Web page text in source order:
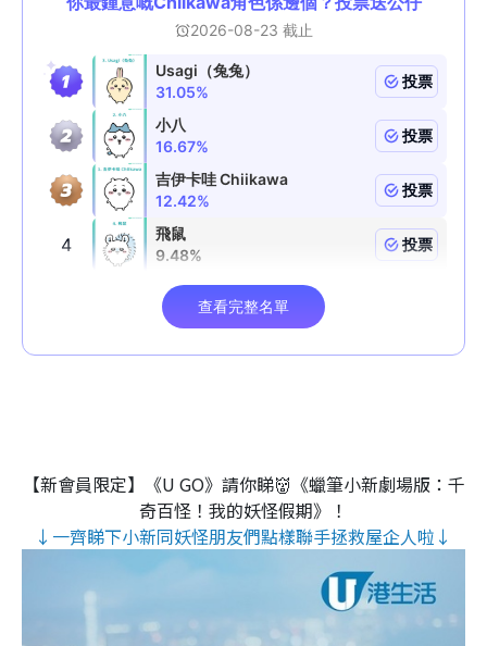
【新會員限定】《U GO》請你睇👹《蠟筆小新劇場版：千
奇百怪！我的妖怪假期》！
↓一齊睇下小新同妖怪朋友們點樣聯手拯救屋企人啦↓